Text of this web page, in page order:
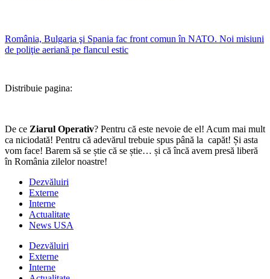
România, Bulgaria şi Spania fac front comun în NATO. Noi misiuni
de poliţie aeriană pe flancul estic
Distribuie pagina:
De ce Ziarul Operativ? Pentru că este nevoie de el! Acum mai mult
ca niciodată! Pentru că adevărul trebuie spus până la capăt! Și asta
vom face! Barem să se știe că se știe… și că încă avem presă liberă
în România zilelor noastre!
Dezvăluiri
Externe
Interne
Actualitate
News USA
Dezvăluiri
Externe
Interne